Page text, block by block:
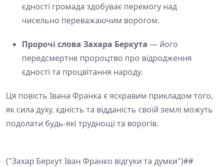
єдності громада здобуває перемогу над
чисельно переважаючим ворогом.
Пророчі слова Захара Беркута — його
передсмертне пророцтво про відродження
єдності та процвітання народу.
Ця повість Івана Франка є яскравим прикладом того,
як сила духу, єдність та відданість своїй землі можуть
подолати будь-які труднощі та ворогів.
("Захар Беркут Іван Франко відгуки та думки")##